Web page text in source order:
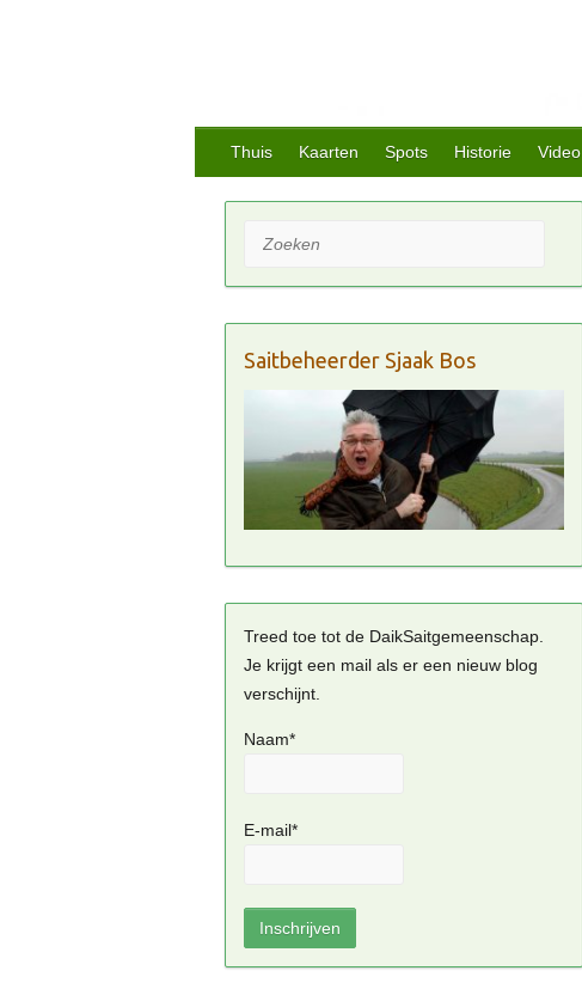
Thuis Kaarten Spots Historie Video
Zoeken
Saitbeheerder Sjaak Bos
Treed toe tot de DaikSaitgemeenschap.
Je krijgt een mail als er een nieuw blog
verschijnt.
Naam*
E-mail*